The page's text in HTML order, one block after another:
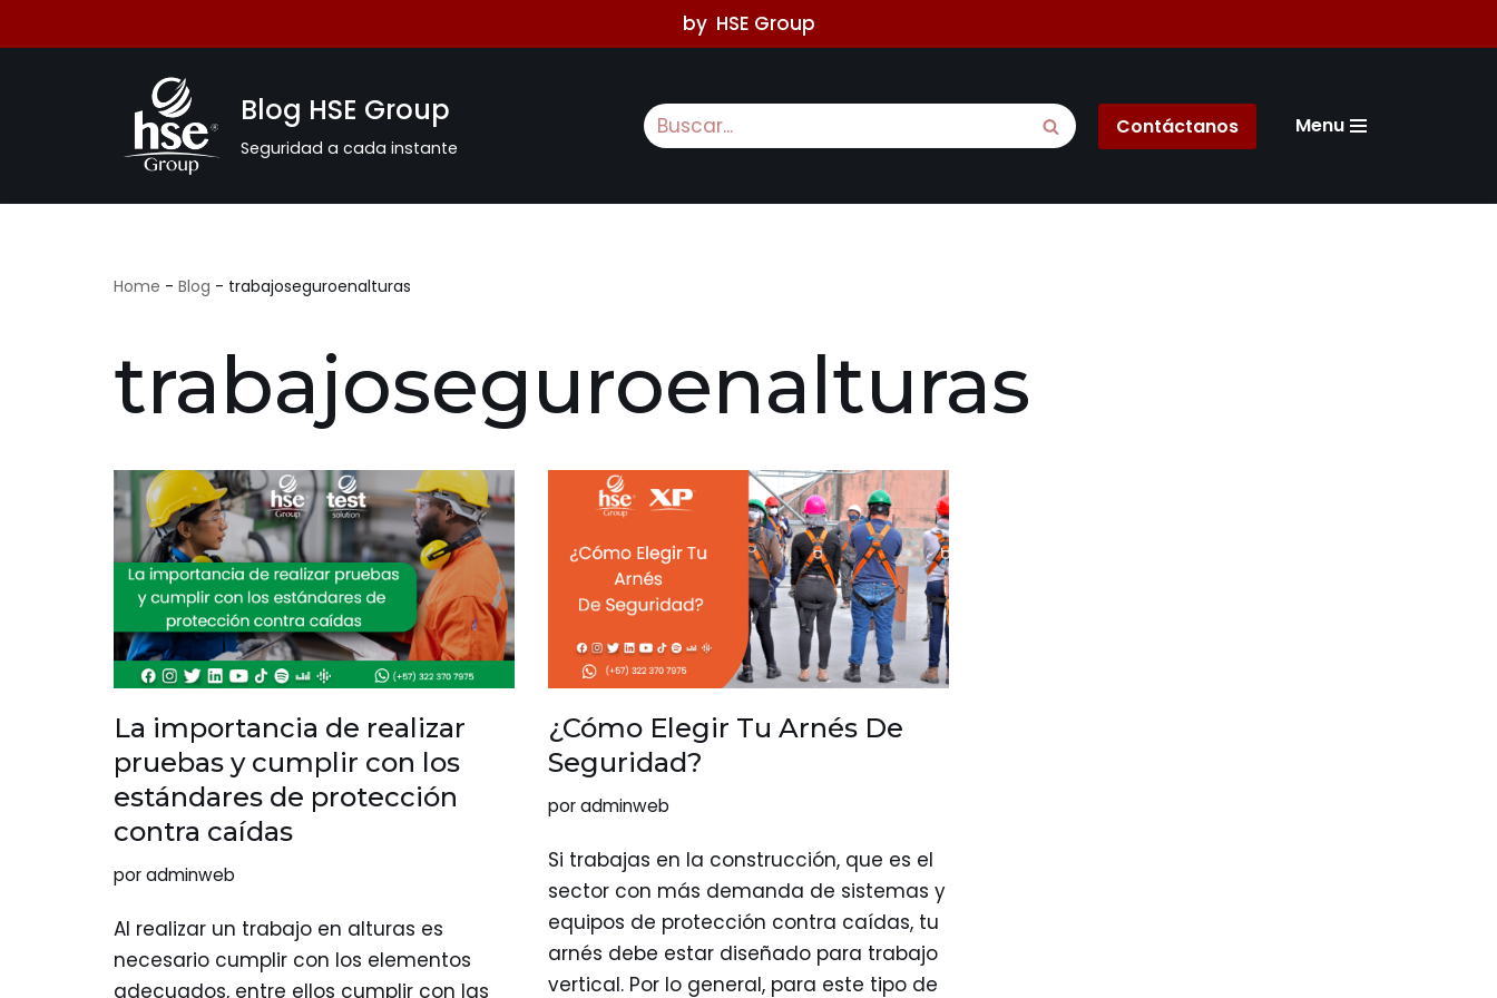
by HSE Group
Blog HSE Group
Seguridad a cada instante
Contáctanos Menu
Home - Blog - trabajoseguroenalturas
trabajoseguroenalturas
La importancia de realizar
pruebas y cumplir con los
estándares de protección
contra caídas
poradminweb
Al realizar un trabajo en alturas es
necesario cumplir con los elementos
adecuados, entre ellos cumplir con las
¿Cómo Elegir Tu Arnés De
Seguridad?
poradminweb
Si trabajas en la construcción, que es el
sector con más demanda de sistemas y
equipos de protección contra caídas, tu
arnés debe estar diseñado para trabajo
vertical. Por lo general, para este tipo de